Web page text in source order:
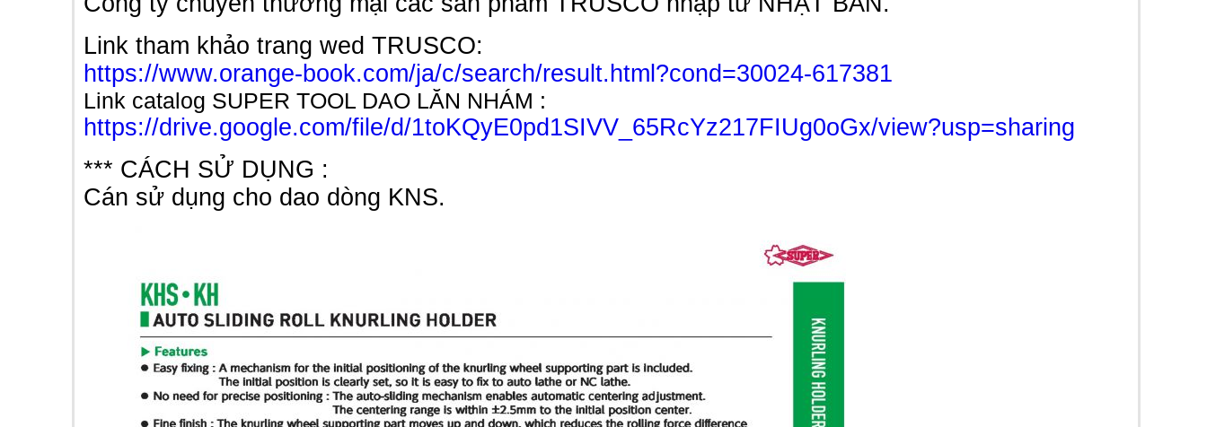
Link tham khảo trang wed TRUSCO:
https://www.orange-book.com/ja/c/search/result.html?cond=30024-617381
Link catalog SUPER TOOL DAO LĂN NHÁM :
https://drive.google.com/file/d/1toKQyE0pd1SIVV_65RcYz217FIUg0oGx/view?usp=sharing
*** CÁCH SỬ DỤNG :
Cán sử dụng cho dao dòng KNS.